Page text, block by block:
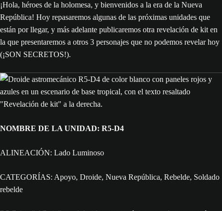
¡Hola, héroes de la holomesa, y bienvenidos a la era de la Nueva
República! Hoy repasaremos algunas de las próximas unidades que
están por llegar, y más adelante publicaremos otra revelación de kit en
la que presentaremos a otros 3 personajes que no podemos revelar hoy
(¡SON SECRETOS!).
NOMBRE DE LA UNIDAD: R5-D4
ALINEACIÓN: Lado Luminoso
CATEGORÍAS: Apoyo, Droide, Nueva República, Rebelde, Soldado
rebelde